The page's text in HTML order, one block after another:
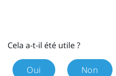
Cela a-t-il été utile ?
Oui Non